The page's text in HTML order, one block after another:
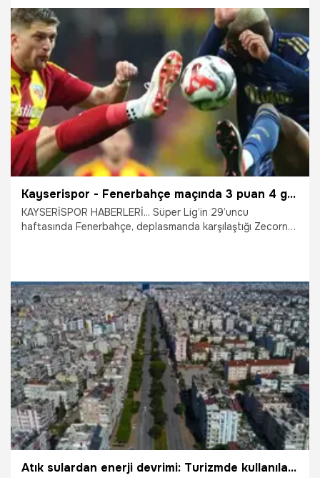
13.04.2026 Magazin
Kayserispor - Fenerbahçe maçında 3 puan 4 golle geldi! Kayseri düşme hattında kaldı Kanarya zirve takibini sürdürdü
KAYSERİSPOR HABERLERİ... Süper Lig’in 29’uncu
haftasında Fenerbahçe, deplasmanda karşılaştığı Zecorner
Kayserispor ise kötü gidişatını sürdürerek ligdeki 14’üncü
mağlubiyetini aldı ve 23 puanla düşme hattındaki yerini
korudu.
11.04.2026 Kayseri
Atık sulardan enerji devrimi: Turizmde kullanılabilir hale geliyor! Oteller 3,5 yılda maliyeti çıkartıyor